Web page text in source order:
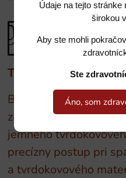
Údaje na tejto stránke
širokou
Aby ste mohli
Ste
Áno, som
Tvrdokovové
BUSCH - prvým
zubného nástroja v
jemného
precízny postup pri
a tvrdokovového